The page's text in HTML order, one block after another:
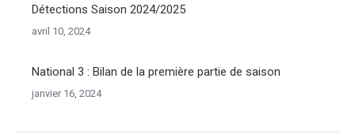
Détections Saison 2024/2025
avril 10, 2024
National 3 : Bilan de la première partie de saison
janvier 16, 2024